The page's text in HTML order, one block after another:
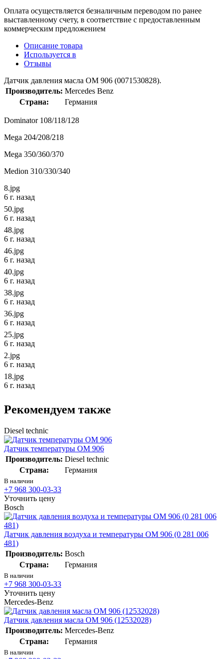
Оплата осуществляется безналичным переводом по ранее
выставленному счету, в соответствие с предоставленным
коммерческим предложением
Описание товара
Используется в
Отзывы
Датчик давления масла OM 906 (0071530828).
Производитель: Mercedes Benz
Страна:
Германия
Dominator 108/118/128
Mega 204/208/218
Mega 350/360/370
Medion 310/330/340
8.jpg
6 г. назад
50.jpg
6 г. назад
48.jpg
6 г. назад
46.jpg
6 г. назад
40.jpg
6 г. назад
38.jpg
6 г. назад
36.jpg
6 г. назад
25.jpg
6 г. назад
2.jpg
6 г. назад
18.jpg
6 г. назад
Рекомендуем также
Diesel technic
Датчик температуры OM 906
Производитель: Diesel technic
Страна:
Германия
В наличии
+7 968 300-03-33
Уточнить цену
Bosch
Датчик давления воздуха и температуры OM 906 (0 281 006
481)
Производитель: Bosch
Страна:
Германия
В наличии
+7 968 300-03-33
Уточнить цену
Mercedes-Benz
Датчик давления масла OM 906 (12532028)
Производитель: Mercedes-Benz
Страна:
Германия
В наличии